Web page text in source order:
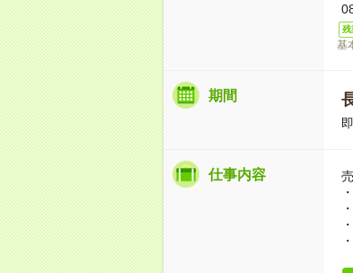
残
基
期間
仕事内容